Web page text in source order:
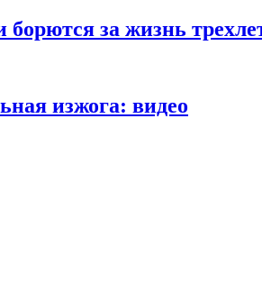
борются за жизнь
изжога: видео